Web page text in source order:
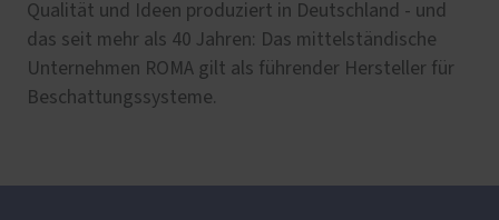
Qualität und Ideen produziert in Deutschland - und
das seit mehr als 40 Jahren: Das mittelständische
Unternehmen ROMA gilt als führender Hersteller für
Beschattungssysteme.